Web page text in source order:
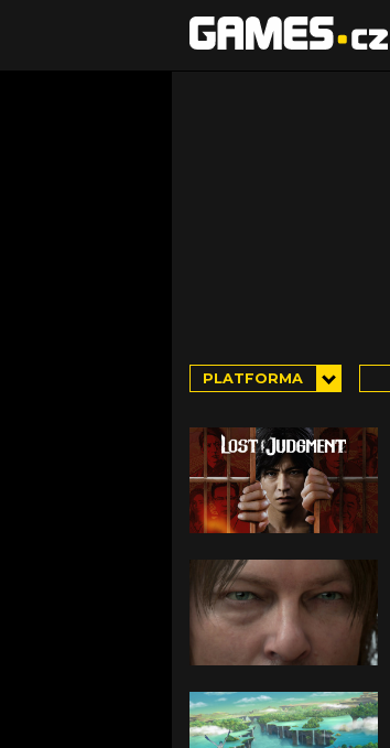
PLATFORMA